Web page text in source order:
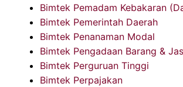
Bimtek Pemadam Kebakaran
Bimtek Pemerintah Daerah
Bimtek Penanaman Modal
Bimtek Pengadaan Barang &
Bimtek Perguruan Tinggi
Bimtek Perpajakan